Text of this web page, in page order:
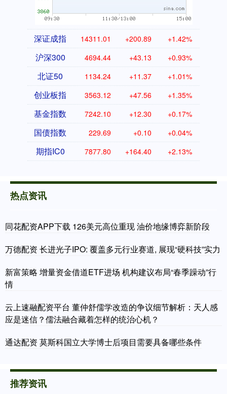
深证成指 14311.01 +200.89 +1.42%
沪深300 4694.44 +43.13 +0.93%
北证50 1134.24 +11.37 +1.01%
创业板指 3563.12 +47.56 +1.35%
基金指数 7242.10 +12.30 +0.17%
国债指数 229.69 +0.10 +0.04%
期指IC0 7877.80 +164.40 +2.13%
热点资讯
同花配资APP下载 126美元高位重现 油价地缘博弈新阶段
万德配资 长进光子IPO: 覆盖多元行业赛道, 展现“硬科技”实力
新富策略 增量资金借道ETF进场 机构建议布局“春季躁动”行
情
云上速融配资平台 董仲舒儒学改造的争议细节解析：天人感
应是迷信？儒法融合藏着怎样的统治心机？
通达配资 莫斯科国立大学博士后项目需要具备哪些条件
推荐资讯